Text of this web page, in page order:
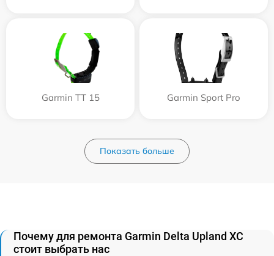
Garmin TT 15 Garmin Sport Pro
Показать больше
Почему для ремонта Garmin Delta Upland XC
стоит выбрать нас